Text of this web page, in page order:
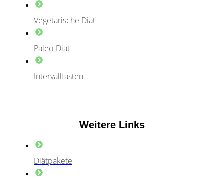
Vegetarische Diät
Paleo-Diät
Intervallfasten
Weitere Links
Diätpakete